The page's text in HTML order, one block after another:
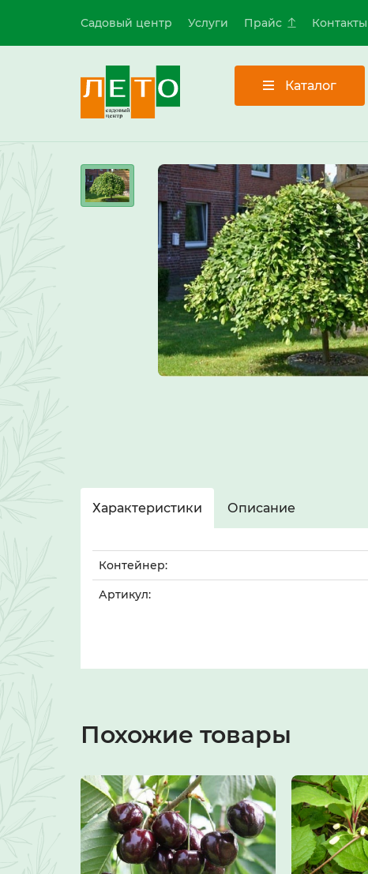
Садовый центр Услуги Прайс Контакты
Каталог
Характеристики Описание
Контейнер:
Артикул:
Похожие товары